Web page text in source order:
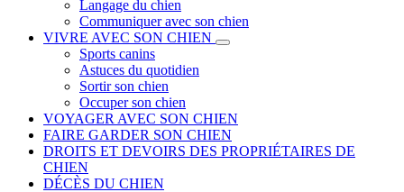
Langage du chien
Communiquer avec son chien
VIVRE AVEC SON CHIEN
Sports canins
Astuces du quotidien
Sortir son chien
Occuper son chien
VOYAGER AVEC SON CHIEN
FAIRE GARDER SON CHIEN
DROITS ET DEVOIRS DES PROPRIÉTAIRES DE
CHIEN
DÉCÈS DU CHIEN